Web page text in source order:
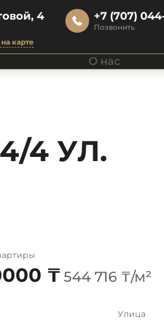
4
карте
+7 (707)
Позвонить
О нас
4 УЛ.
₸ 544 716 ₸/м²
Улица